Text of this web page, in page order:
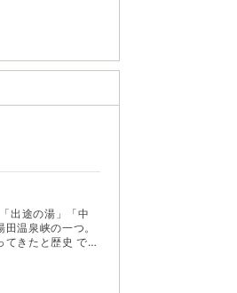
出途の湯」「中
温泉峡の一つ。
きたと歴史 でも
温泉街はひなび
個性にあふれ る